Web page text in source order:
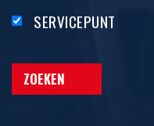
SERVICEPUNT